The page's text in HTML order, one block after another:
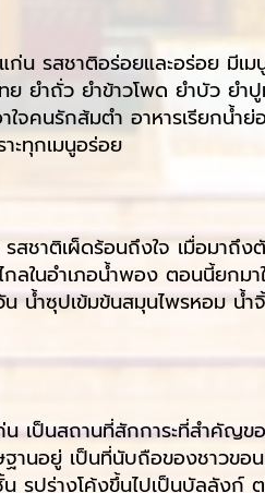
น รสชาติอร่อยและอร่อย มีเม
ย ยำถั่ว ยำข้าวโพด ยำบัว ยำ
จคนรักส้มตำ อาหารเรียกน้ำ
ะทุกเมนูอร่อย
ชาติเผ็ดร้อนถึงใจ เมื่อมาถึง
ในอำเภอน้ำพอง ตอนนี้ยกมา
น้ำซุปเข้มข้นสมุนไพรหอม น้ำ
เป็นสถานที่สักการะที่สำคัญข
านอยู่ เป็นที่นับถือของชาวขอ
รูปร่างโค้งขึ้นไปเป็นบัลลังก์